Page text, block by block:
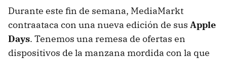
Durante este fin de semana, MediaMarkt
contraataca con una nueva edición de sus Apple
Days. Tenemos una remesa de ofertas en
dispositivos de la manzana mordida con la que